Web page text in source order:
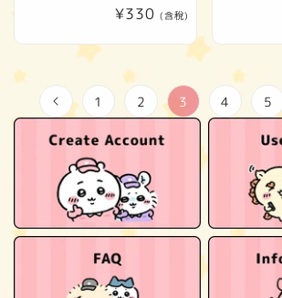
定
¥330 (含稅)
1 2 3 4 5